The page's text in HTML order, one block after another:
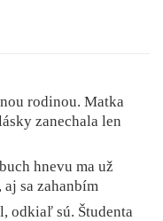
rodinou. Matka
zanechala len
hnevu ma už
sa zahanbím
odkiaľ sú. Študenta